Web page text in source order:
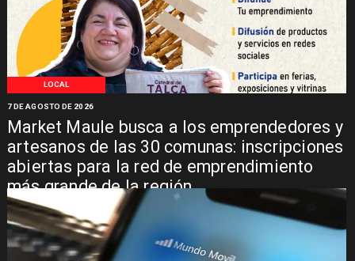
LOCAL
Market Maule busca a los emprendedores y
artesanos de las 30 comunas: inscripciones
abiertas para la red de emprendimiento
más grande de la región
7 DE AGOSTO DE 2026